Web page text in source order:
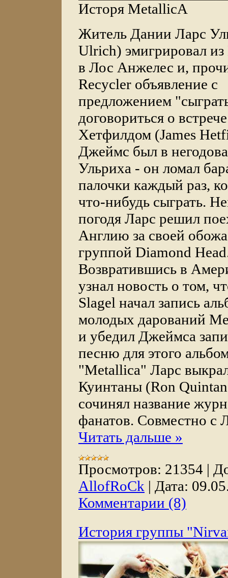
Исторя MetallicA
Житель Дании Ларс
Ulrich) эмигрировал из
в Лос Анжелес и,
Recycler объявление с
предложением
договориться о
Хетфилдом (James
Джеймс был в
Ульриха - он ломал
палочки каждый раз,
что-нибудь сыграть.
погодя Ларс решил
Англию за своей
группой Diamond
Возвратившись в
узнал новость о том,
Slagel начал запись
молодых дарований
и убедил Джеймса
песню для этого
"Metallica" Ларс
Куинтаны (Ron
сочинял название
фанатов. Совместно с
Читать дальше »
Просмотров: 21354 |
AllofRoCk | Дата:
Комментарии (8)
История группы